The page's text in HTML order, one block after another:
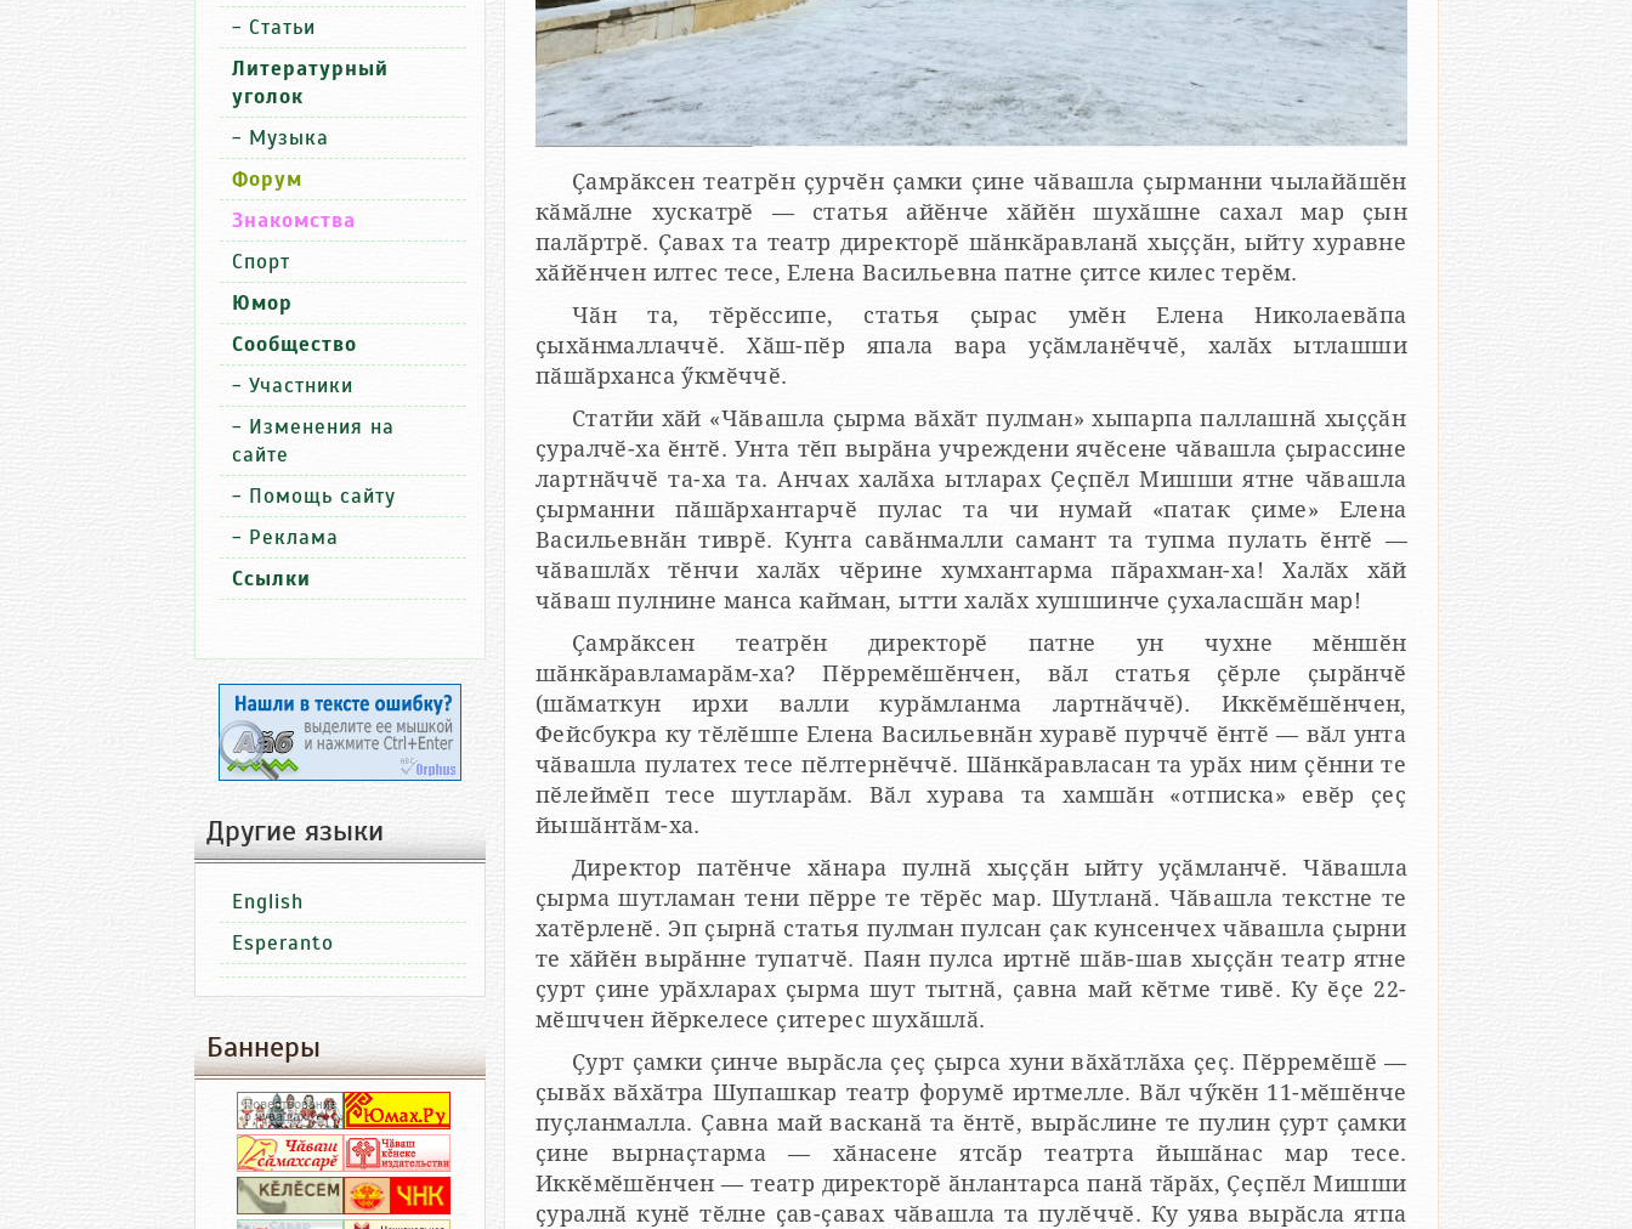
Ҫамрӑксен театрӗн ҫурчӗн ҫамки ҫине чӑвашла ҫырманни чылайӑшӗн
кӑмӑлне хускатрӗ — статья айӗнче хӑйӗн шухӑшне сахал мар ҫын
палӑртрӗ. Ҫавах та театр директорӗ шӑнкӑравланӑ хыҫҫӑн, ыйту хуравне
хӑйӗнчен илтес тесе, Елена Васильевна патне ҫитсе килес терӗм.
Чӑн та, тӗрӗссипе, статья ҫырас умӗн Елена Николаевӑпа
ҫыхӑнмаллаччӗ. Хӑш-пӗр япала вара уҫӑмланӗччӗ, халӑх ытлашши
пӑшӑрханса ӳкмӗччӗ.
Статйи хӑй «Чӑвашла ҫырма вӑхӑт пулман» хыпарпа паллашнӑ хыҫҫӑн
ҫуралчӗ-ха ӗнтӗ. Унта тӗп вырӑна учреждени ячӗсене чӑвашла ҫырассине
лартнӑччӗ та-ха та. Анчах халӑха ытларах Ҫеҫпӗл Мишши ятне чӑвашла
ҫырманни пӑшӑрхантарчӗ пулас та чи нумай «патак ҫиме» Елена
Васильевнӑн тиврӗ. Кунта савӑнмалли самант та тупма пулать ӗнтӗ —
чӑвашлӑх тӗнчи халӑх чӗрине хумхантарма пӑрахман-ха! Халӑх хӑй
чӑваш пулнине манса кайман, ытти халӑх хушшинче ҫухаласшӑн мар!
Ҫамрӑксен театрӗн директорӗ патне ун чухне мӗншӗн
шӑнкӑравламарӑм-ха? Пӗрремӗшӗнчен, вӑл статья ҫӗрле ҫырӑнчӗ
(шӑматкун ирхи валли курӑмланма лартнӑччӗ). Иккӗмӗшӗнчен,
Фейсбукра ку тӗлӗшпе Елена Васильевнӑн хуравӗ пурччӗ ӗнтӗ — вӑл унта
чӑвашла пулатех тесе пӗлтернӗччӗ. Шӑнкӑравласан та урӑх ним ҫӗнни те
пӗлеймӗп тесе шутларӑм. Вӑл хурава та хамшӑн «отписка» евӗр ҫеҫ
йышӑнтӑм-ха.
Директор патӗнче хӑнара пулнӑ хыҫҫӑн ыйту уҫӑмланчӗ. Чӑвашла
ҫырма шутламан тени пӗрре те тӗрӗс мар. Шутланӑ. Чӑвашла текстне те
хатӗрленӗ. Эп ҫырнӑ статья пулман пулсан ҫак кунсенчех чӑвашла ҫырни
те хӑйӗн вырӑнне тупатчӗ. Паян пулса иртнӗ шӑв-шав хыҫҫӑн театр ятне
ҫурт ҫине урӑхларах ҫырма шут тытнӑ, ҫавна май кӗтме тивӗ. Ку ӗҫе 22-
мӗшччен йӗркелесе ҫитерес шухӑшлӑ.
Ҫурт ҫамки ҫинче вырӑсла ҫеҫ ҫырса хуни вӑхӑтлӑха ҫеҫ. Пӗрремӗшӗ —
ҫывӑх вӑхӑтра Шупашкар театр форумӗ иртмелле. Вӑл чӳкӗн 11-мӗшӗнче
пуҫланмалла. Ҫавна май васканӑ та ӗнтӗ, вырӑслине те пулин ҫурт ҫамки
ҫине вырнаҫтарма — хӑнасене ятсӑр театрта йышӑнас мар тесе.
Иккӗмӗшӗнчен — театр директорӗ ӑнлантарса панӑ тӑрӑх, Ҫеҫпӗл Мишши
ҫуралнӑ кунӗ тӗлне ҫав-ҫавах чӑвашла та пулӗччӗ. Ку уява вырӑсла ятпа
- Статьи
Литературный
уголок
- Музыка
Форум
Знакомства
Спорт
Юмор
Сообщество
- Участники
- Изменения на
сайте
- Помощь сайту
- Реклама
Ссылки
Другие языки
English
Esperanto
Баннеры